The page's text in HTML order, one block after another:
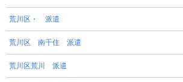
荒川区・ 派遣
荒川区 南千住 派遣
荒川区荒川 派遣